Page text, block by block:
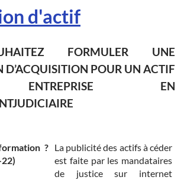
d'actif
FORMULER UNE
D’ACQUISITION POUR UN ACTIF
ENTREPRISE EN
? La publicité des actifs à céder
est faite par les mandataires
de justice sur internet